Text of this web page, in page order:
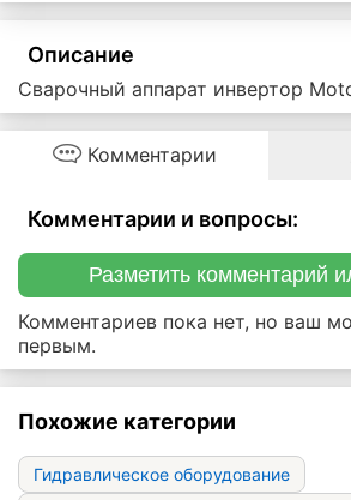
Описание
Сварочный аппарат инвертор
Комментарии
Комментарии и вопросы:
Разметить комментарий
Комментариев пока нет, но ваш
первым.
Похожие категории
Гидравлическое оборудование